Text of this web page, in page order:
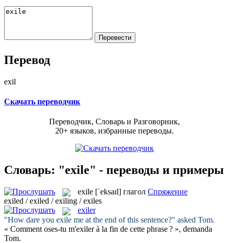
Перевод
exil
Скачать переводчик
Переводчик, Словарь и Разговорник,
20+ языков, избранные переводы.
Словарь: "exile" - переводы и примеры
exile [ˈeksaɪl] глагол Спряжение
exiled / exiled / exiling / exiles
exiler
"How dare you exile me at the end of this sentence?" asked Tom.
« Comment oses-tu m'exilerà la fin de cette phrase ? », demanda
Tom.